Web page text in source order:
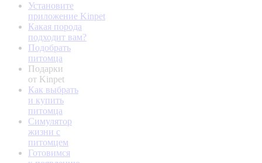
Установите
приложение Kinpet
Какая порода
подходит вам?
Подобрать
питомца
Подарки
от Kinpet
Как выбрать
и купить
питомца
Симулятор
жизни с
питомцем
Готовимся